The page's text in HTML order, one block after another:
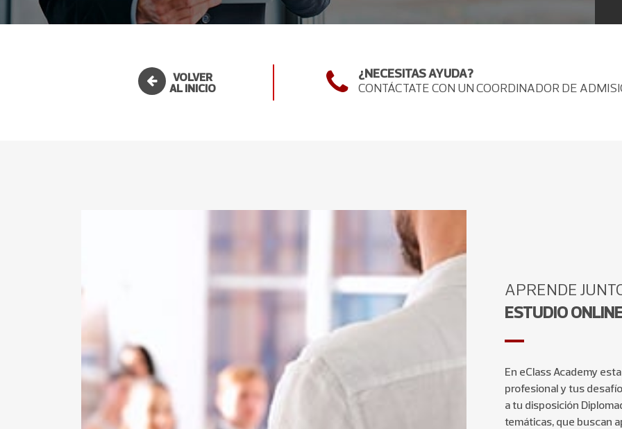
VOLVER
AL INICIO
¿NECESITAS AYUDA?
CONTÁCTATE CON UN COORDINADOR DE
APRENDE
ESTUDIO
En eClass Academy
profesional y tus
a tu disposición
temáticas, que buscan